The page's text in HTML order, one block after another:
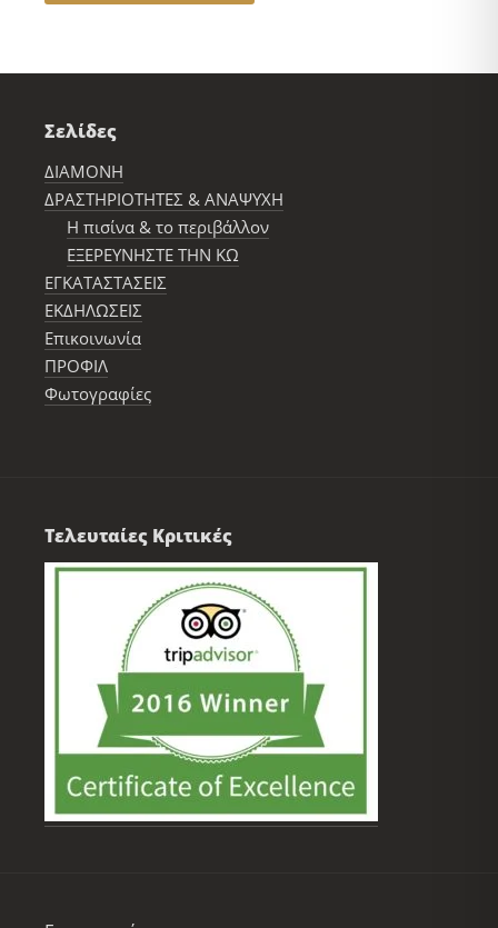
Σελίδες
ΔΙΑΜΟΝΗ
ΔΡΑΣΤΗΡΙΟΤΗΤΕΣ & ΑΝΑΨΥΧΗ
Η πισίνα & το περιβάλλον
ΕΞΕΡΕΥΝΗΣΤΕ ΤΗΝ ΚΩ
ΕΓΚΑΤΑΣΤΑΣΕΙΣ
ΕΚΔΗΛΩΣΕΙΣ
Επικοινωνία
ΠΡΟΦΙΛ
Φωτογραφίες
Τελευταίες Κριτικές